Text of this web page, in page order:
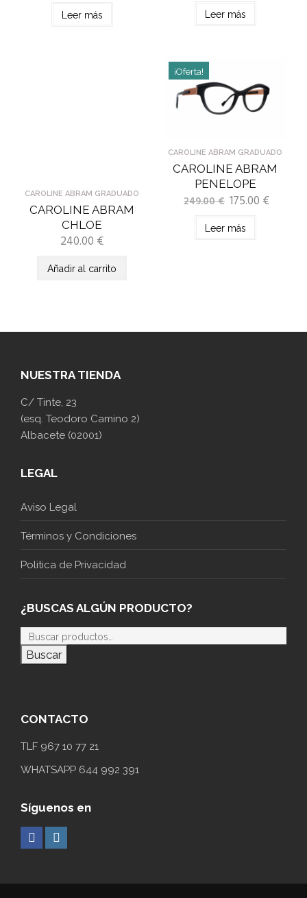
Leer más Leer más
CAROLINE ABRAM GRADUADO
CAROLINE ABRAM
CHLOE
240.00 €
Añadir al carrito
CAROLINE ABRAM GRADUADO
CAROLINE ABRAM
PENELOPE
249.00€ 175.00 €
¡Oferta!
Leer más
NUESTRA TIENDA
C/ Tinte, 23
(esq. Teodoro Camino 2)
Albacete (02001)
LEGAL
Aviso Legal
Términos y Condiciones
Politica de Privacidad
¿BUSCAS ALGÚN PRODUCTO?
Buscar
CONTACTO
TLF 967 10 77 21
WHATSAPP 644 992 391
Síguenos en